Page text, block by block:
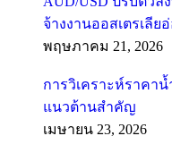
จ้างงานออสเตรเลี
พฤษภาคม 21, 2026
การวิเคราะห์ราคา
แนวต้านสำคัญ
เมษายน 23, 2026